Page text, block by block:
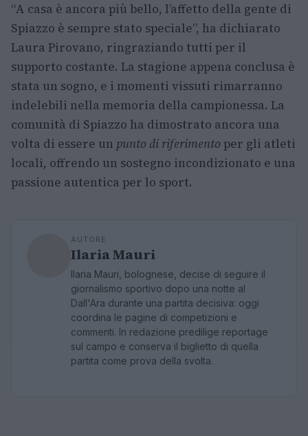
“A casa è ancora più bello, l’affetto della gente di
Spiazzo è sempre stato speciale”, ha dichiarato
Laura Pirovano, ringraziando tutti per il
supporto costante. La stagione appena conclusa è
stata un sogno, e i momenti vissuti rimarranno
indelebili nella memoria della campionessa. La
comunità di Spiazzo ha dimostrato ancora una
volta di essere un punto di riferimento per gli atleti
locali, offrendo un sostegno incondizionato e una
passione autentica per lo sport.
AUTORE
Ilaria Mauri
Ilaria Mauri, bolognese, decise di seguire il
giornalismo sportivo dopo una notte al
Dall'Ara durante una partita decisiva: oggi
coordina le pagine di competizioni e
commenti. In redazione predilige reportage
sul campo e conserva il biglietto di quella
partita come prova della svolta.